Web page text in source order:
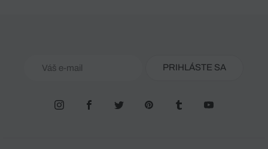
PRIHLÁSTE SA